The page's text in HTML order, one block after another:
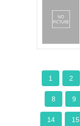
1
2
8 9
14 15